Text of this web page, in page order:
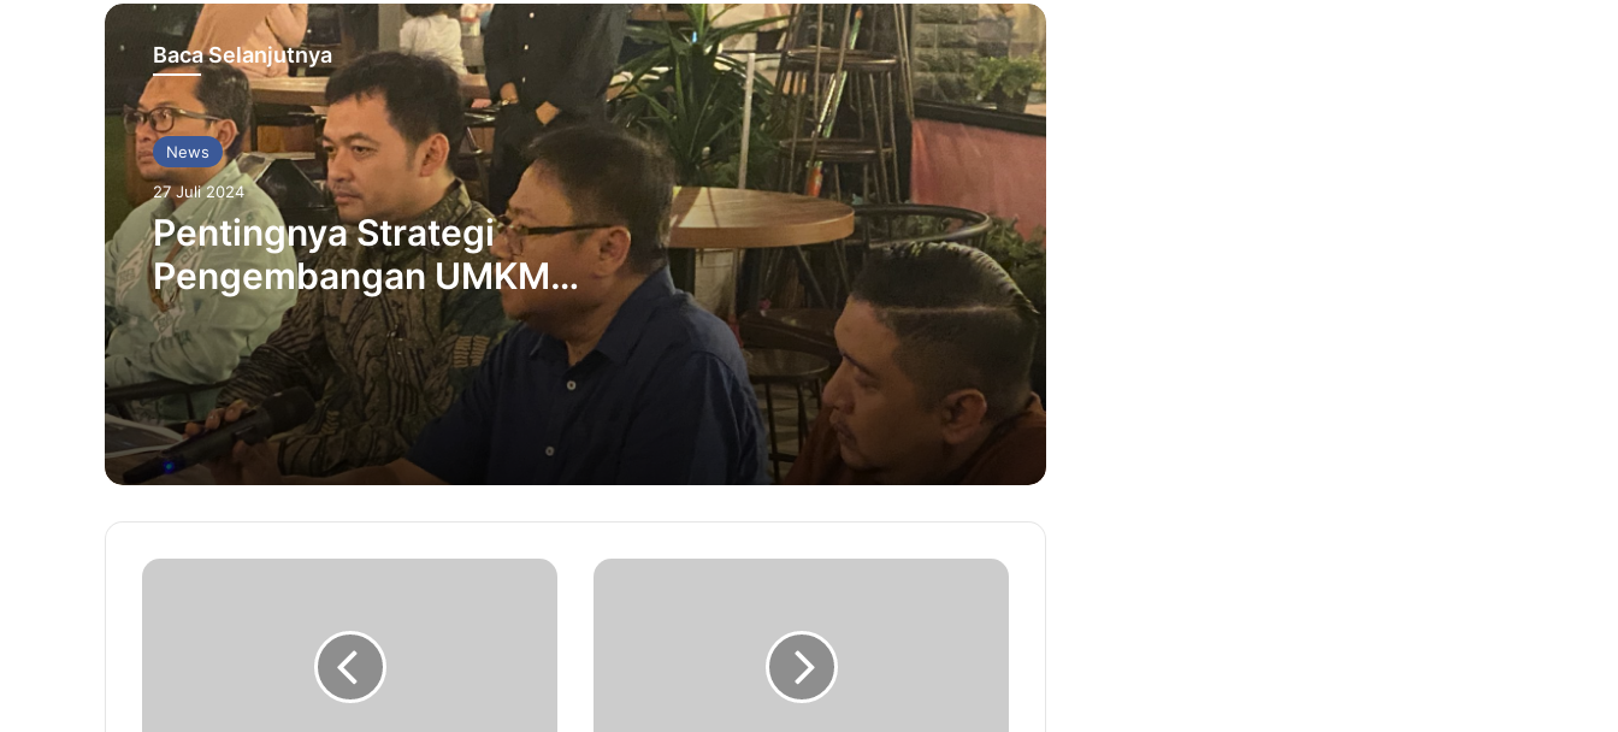
Baca Selanjutnya
News
27 Juli 2024
Pentingnya Strategi
Pengembangan UMKM
Melalui Tiga Pilar Kebijakan
di Aceh
8.142 Jiwa Terdampak Banjir dan
Longsor Aceh Selatan
Hadapi Kenaikan Harga Pangan, UPER
Berdayakan Warga Depok Lewat
Budikdamber
Irma Sebut SPPG Polri Tak Ada yang
Berkasus karena Sesuai Standar
Polres Pidie Kembali Ungkap Kasus
Narkotika
Aidil Fitri dan Nailul Amalia Juara Duta
Santri Ruhul Qurani Dominasi Finalis